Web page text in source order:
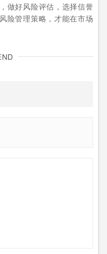
做好风险评估，选择信誉
险管理策略，才能在市场